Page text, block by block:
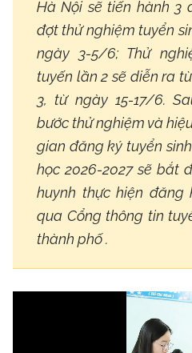
Hà Nội sẽ tiến hành 3
đợt thử nghiệm tuyển
ngày 3-5/6; Thử
tuyến lần 2 sẽ diễn ra
3, từ ngày 15-17/6.
bước thử nghiệm và
gian đăng ký tuyển
học 2026-2027 sẽ bắt
huynh thực hiện đăng
qua Cổng thông tin
thành phố .